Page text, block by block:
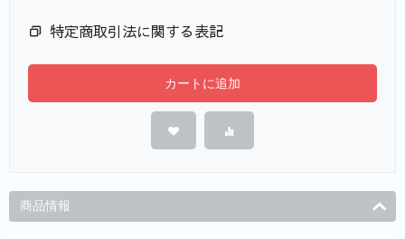
特定商取引法に関する表記
カートに追加
商品情報